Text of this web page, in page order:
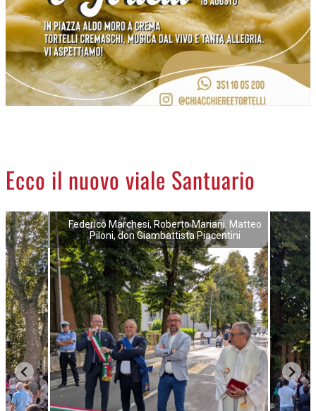
NECROLOGI
ACCEDI
Ecco il nuovo viale Santuario
Federico Marchesi, Roberto Mariani, Matteo
Piloni, don Giambattista Piacentini